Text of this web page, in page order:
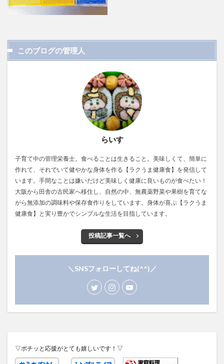
このブログの管理人
らいす
子育て中の管理栄養士。食べることは生きること。美味しくて、簡単に
作れて、それでいて健やかな身体を作る【ラクうま健康食】を発信して
います。手間なことは嫌いだけど美味しく健康に良いものが食べたい！
大阪から田舎の古民家へ移住し、自然の中、無農薬野菜や果樹を育てな
がら無添加の調味料や保存食作りをしています。身体が喜ぶ【ラクうま
健康食】と実り豊かでシンプルな生活を目指しています。
投稿記事一覧へ
＼SNSフォローしてね(^^)／
▽ポチッと応援がとても嬉しいです！▽